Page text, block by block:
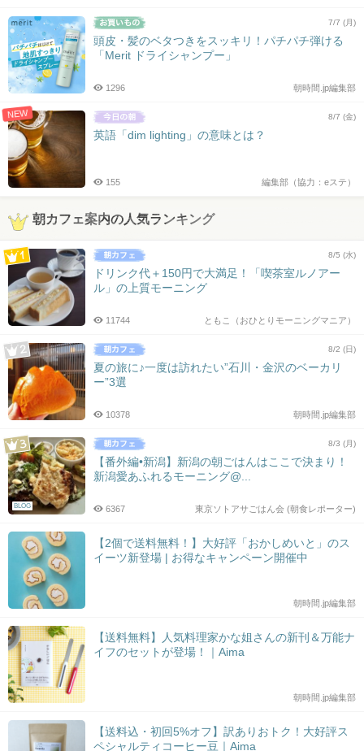
7/7 (月)
頭皮・髪のベタつきをスッキリ！パチパチ弾ける
「Merit ドライシャンプー」
朝時間.jp編集部
1296
NEW 8/7 (金)
英語「dim lighting」の意味とは？
編集部（協力：eステ）
155
朝カフェ案内の人気ランキング
8/5 (水)
ドリンク代＋150円で大満足！「喫茶室ルノアー
ル」の上質モーニング
ともこ（おひとりモーニングマニア）
11744
8/2 (日)
夏の旅に♪一度は訪れたい”石川・金沢のベーカリ
ー”3選
朝時間.jp編集部
10378
BLOG
8/3 (月)
【番外編•新潟】新潟の朝ごはんはここで決まり！
新潟愛あふれるモーニング@...
東京ソトアサごはん会 (朝食レポーター)
6367
【2個で送料無料！】大好評「おかしめいと」のス
イーツ新登場 | お得なキャンペーン開催中
朝時間.jp編集部
【送料無料】人気料理家かな姐さんの新刊＆万能ナ
イフのセットが登場！｜Aima
朝時間.jp編集部
【送料込・初回5%オフ】訳ありおトク！大好評ス
ペシャルティコーヒー豆｜Aima